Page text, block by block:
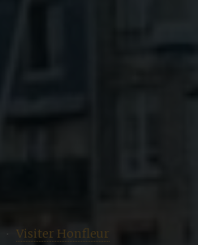
Visiter Honfleur